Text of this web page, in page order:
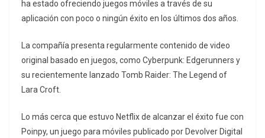
ha estado ofreciendo juegos móviles a través de su
aplicación con poco o ningún éxito en los últimos dos años.
La compañía presenta regularmente contenido de video
original basado en juegos, como Cyberpunk: Edgerunners y
su recientemente lanzado Tomb Raider: The Legend of
Lara Croft.
Lo más cerca que estuvo Netflix de alcanzar el éxito fue con
Poinpy, un juego para móviles publicado por Devolver Digital